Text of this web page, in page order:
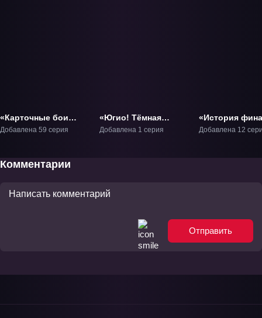
«Карточные бои
Авангарда:
Добавлена 59 серия
«Югио! Тёмная
сторона измерений»
Добавлена 1 серия
«История
ТВ-6
Добавлена 12
Комментарии
Отправить